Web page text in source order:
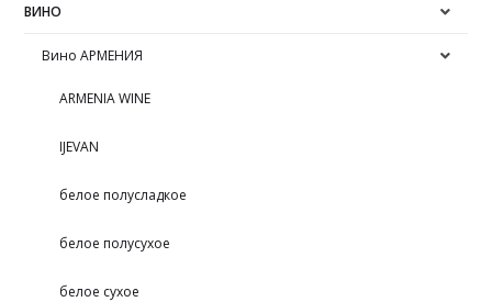
ВИНО
Вино АРМЕНИЯ
ARMENIA WINE
IJEVAN
белое полусладкое
белое полусухое
белое сухое